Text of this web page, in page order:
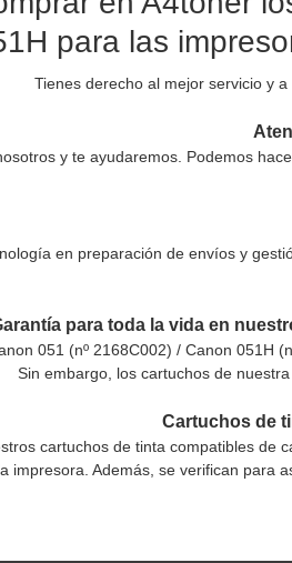
para las
Tienes derecho al mejor servicio y
y te ayudaremos. Podemos
en preparación de envíos y
para toda la vida en
051 (nº 2168C002) / Canon 051H
Sin embargo, los cartuchos de
Cartuchos de
cartuchos de tinta compatibles de
impresora. Además, se verifican para